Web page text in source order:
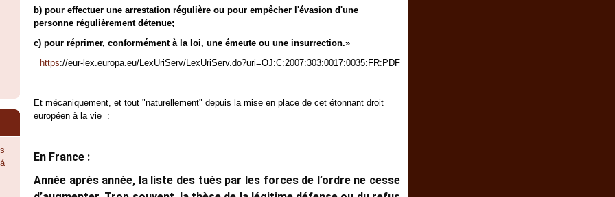
b) pour effectuer une arrestation régulière ou pour empêcher l'évasion d'une
personne régulièrement détenue;
c) pour réprimer, conformément à la loi, une émeute ou une insurrection.»
https://eur-lex.europa.eu/LexUriServ/LexUriServ.do?uri=OJ:C:2007:303:0017:0035:FR:PDF
Et mécaniquement, et tout "naturellement" depuis la mise en place de cet étonnant droit
européen à la vie :
En France :
Année après année, la liste des tués par les forces de l’ordre ne cesse